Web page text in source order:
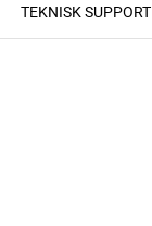
TEKNISK SUPPORT